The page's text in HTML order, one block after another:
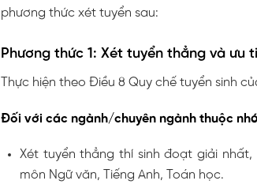
phương thức xét tuyển sau:
Phương thức 1: Xét tuyển thẳng và ưu
Thực hiện theo Điều 8 Quy chế tuyển sinh
Đối với các ngành/chuyên ngành thuộc
Xét tuyển thẳng thí sinh đoạt giải
môn Ngữ văn, Tiếng Anh, Toán học.